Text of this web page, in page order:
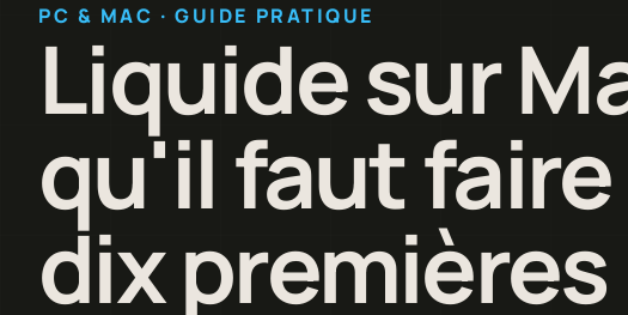
PC & MAC · GUIDE PRATIQUE
Liquide sur
qu'il faut
dix